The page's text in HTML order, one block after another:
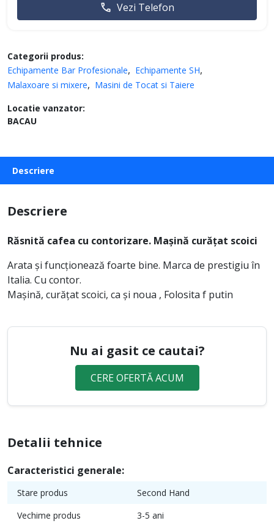
Categorii produs:
Echipamente Bar Profesionale
Echipamente SH
Malaxoare si mixere
Masini de Tocat si Taiere
Locatie vanzator:
BACAU
Vezi Telefon
Descriere
Descriere
Răsnită cafea cu contorizare. Mașină curățat scoici
Arata și funcționează foarte bine. Marca de prestigiu în
Italia. Cu contor.
Mașină, curățat scoici, ca și noua , Folosita f putin
Nu ai gasit ce cautai?
CERE OFERTĂ ACUM
Detalii tehnice
Caracteristici generale:
Stare produs
Second Hand
Vechime produs
3-5 ani